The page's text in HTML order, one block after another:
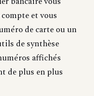
et vous
de carte ou un
de synthèse
affichés
de plus en plus